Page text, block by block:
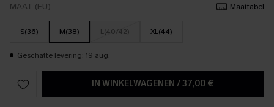
MAAT (EU) Maattabel
S(36) M(38) L(40/42) XL(44)
Geschatte levering: 19 aug.
IN WINKELWAGENEN /37,00 €